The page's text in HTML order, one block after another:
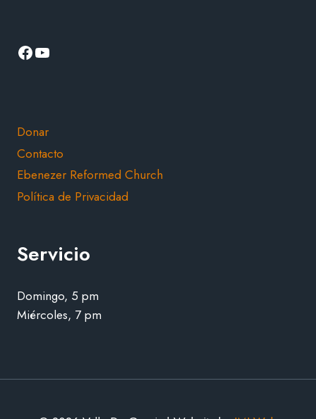
Facebook
YouTube
Donar
Contacto
Ebenezer Reformed Church
Política de Privacidad
Servicio
Domingo, 5 pm
Miércoles, 7 pm